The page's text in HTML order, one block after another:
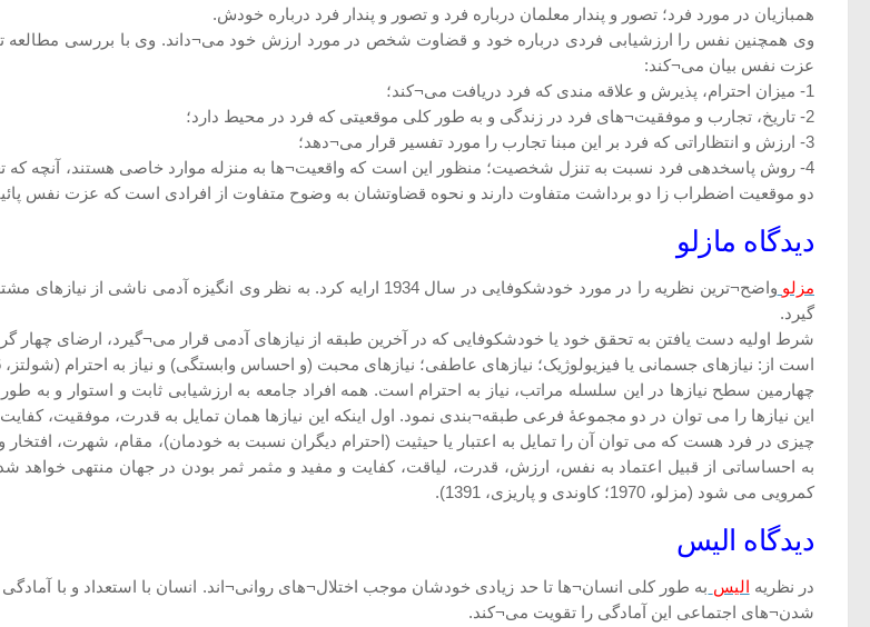
همبازیان در مورد فرد؛ تصور و پندار معلمان درباره فرد و تصور و پندار فرد درباره خودش.
وی همچنین نفس را ارزشیابی فردی درباره خود و قضاوت شخص در مورد ارزش خود می¬داند. وی با بررسی مطالعه
عزت نفس بیان می¬کند:
1- میزان احترام، پذیرش و علاقه مندی که فرد دریافت می¬کند؛
2- تاریخ، تجارب و موفقیت¬های فرد در زندگی و به طور کلی موقعیتی که فرد در محیط دارد؛
3- ارزش و انتظاراتی که فرد بر این مبنا تجارب را مورد تفسیر قرار می¬دهد؛
4- روش پاسخدهی فرد نسبت به تنزل شخصیت؛ منظور این است که واقعیت¬ها به منزله موارد خاصی هستند، آنچه
دو موقعیت اضطراب زا دو برداشت متفاوت دارند و نحوه قضاوتشان به وضوح متفاوت از افرادی است که عزت نفس پائینی دارند (فیروزی، 1384؛
دیدگاه مازلو
مزلو
واضح¬ترین نظریه را در مورد خودشکوفایی در سال 1934 ارایه کرد. به نظر
گیرد.
شرط اولیه دست یافتن به تحقق خود یا خودشکوفایی که در آخرین طبقه از نیازهای آدمی قرار می¬گیرد، ارضای چهار
است از: نیازهای جسمانی یا فیزیولوژیک؛ نیازهای عاطفی؛ نیازهای محبت (و احساس وابستگی) و نیاز به احترام (شولتز، 1376؛ کاوندی و پاریزی، 1391).
چهارمین سطح نیازها در این سلسله مراتب، نیاز به احترام است. همه افراد جامعه به ارزشیابی ثابت و استوار و به
این نیازها را می توان در دو مجموعۀ فرعی طبقه¬بندی نمود. اول اینکه این نیازها همان تمایل به قدرت، موفقیت،
چیزی در فرد هست که می توان آن را تمایل به اعتبار یا حیثیت (احترام دیگران نسبت به خودمان)، مقام، شهرت،
به احساساتی از قبیل اعتماد به نفس، ارزش، قدرت، لیاقت، کفایت و مفید و مثمر ثمر بودن در جهان منتهی خواهد
کمرویی می شود (مزلو، 1970؛ کاوندی و پاریزی، 1391).
دیدگاه الیس
در نظریه الیس به طور کلی انسان¬ها تا حد زیادی خودشان موجب اختلال¬های روانی¬اند. انسان با استعداد و
شدن¬های اجتماعی این آمادگی را تقویت می¬کند.